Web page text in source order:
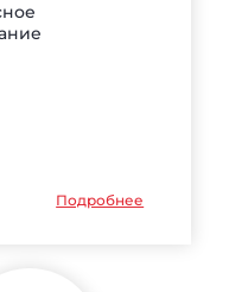
Подробнее